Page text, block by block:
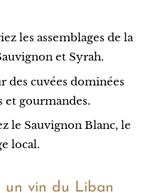
les assemblages de la
et Syrah.
des cuvées dominées
et gourmandes.
le Sauvignon Blanc, le
local.
un vin du Liban